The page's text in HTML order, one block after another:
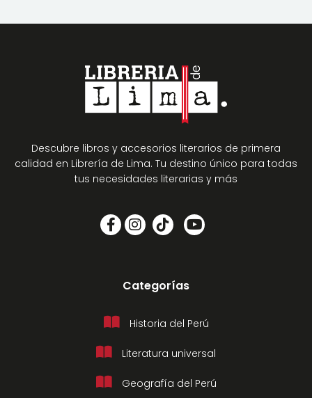
Descubre libros y accesorios literarios de primera
calidad en Librería de Lima. Tu destino único para todas
tus necesidades literarias y más
Categorías
Historia del Perú
Literatura universal
Geografía del Perú